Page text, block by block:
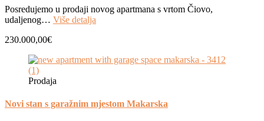
Posredujemo u prodaji novog apartmana s vrtom Čiovo,
udaljenog… Više detalja
230.000,00€
Prodaja
Novi stan s garažnim mjestom Makarska